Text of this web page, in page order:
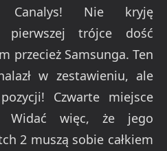
Canalys! Nie kryję
pierwszej trójce dość
przecież Samsunga. Ten
w zestawieniu, ale
Czwarte miejsce
Widać więc, że jego
2 muszą sobie całkiem